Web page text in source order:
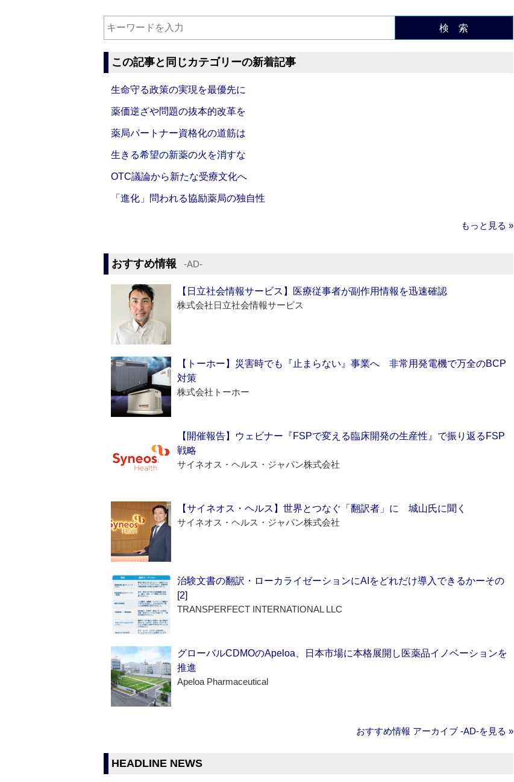
検 索
この記事と同じカテゴリーの新着記事
生命守る政策の実現を最優先に
薬価逆ざや問題の抜本的改革を
薬局パートナー資格化の道筋は
生きる希望の新薬の火を消すな
OTC議論から新たな受療文化へ
「進化」問われる協励薬局の独自性
もっと見る »
おすすめ情報 ‐AD‐
【日立社会情報サービス】医療従事者が副作用情報を迅速確認
株式会社日立社会情報サービス
【トーホー】災害時でも『止まらない』事業へ 非常用発電機で万全のBCP
対策
株式会社トーホー
【開催報告】ウェビナー『FSPで変える臨床開発の生産性』で振り返るFSP
戦略
サイネオス・ヘルス・ジャパン株式会社
【サイネオス・ヘルス】世界とつなぐ「翻訳者」に 城山氏に聞く
サイネオス・ヘルス・ジャパン株式会社
治験文書の翻訳・ローカライゼーションにAIをどれだけ導入できるかーその
[2]
TRANSPERFECT INTERNATIONAL LLC
グローバルCDMOのApeloa、日本市場に本格展開し医薬品イノベーションを
推進
Apeloa Pharmaceutical
おすすめ情報 アーカイブ ‐AD‐を見る »
HEADLINE NEWS